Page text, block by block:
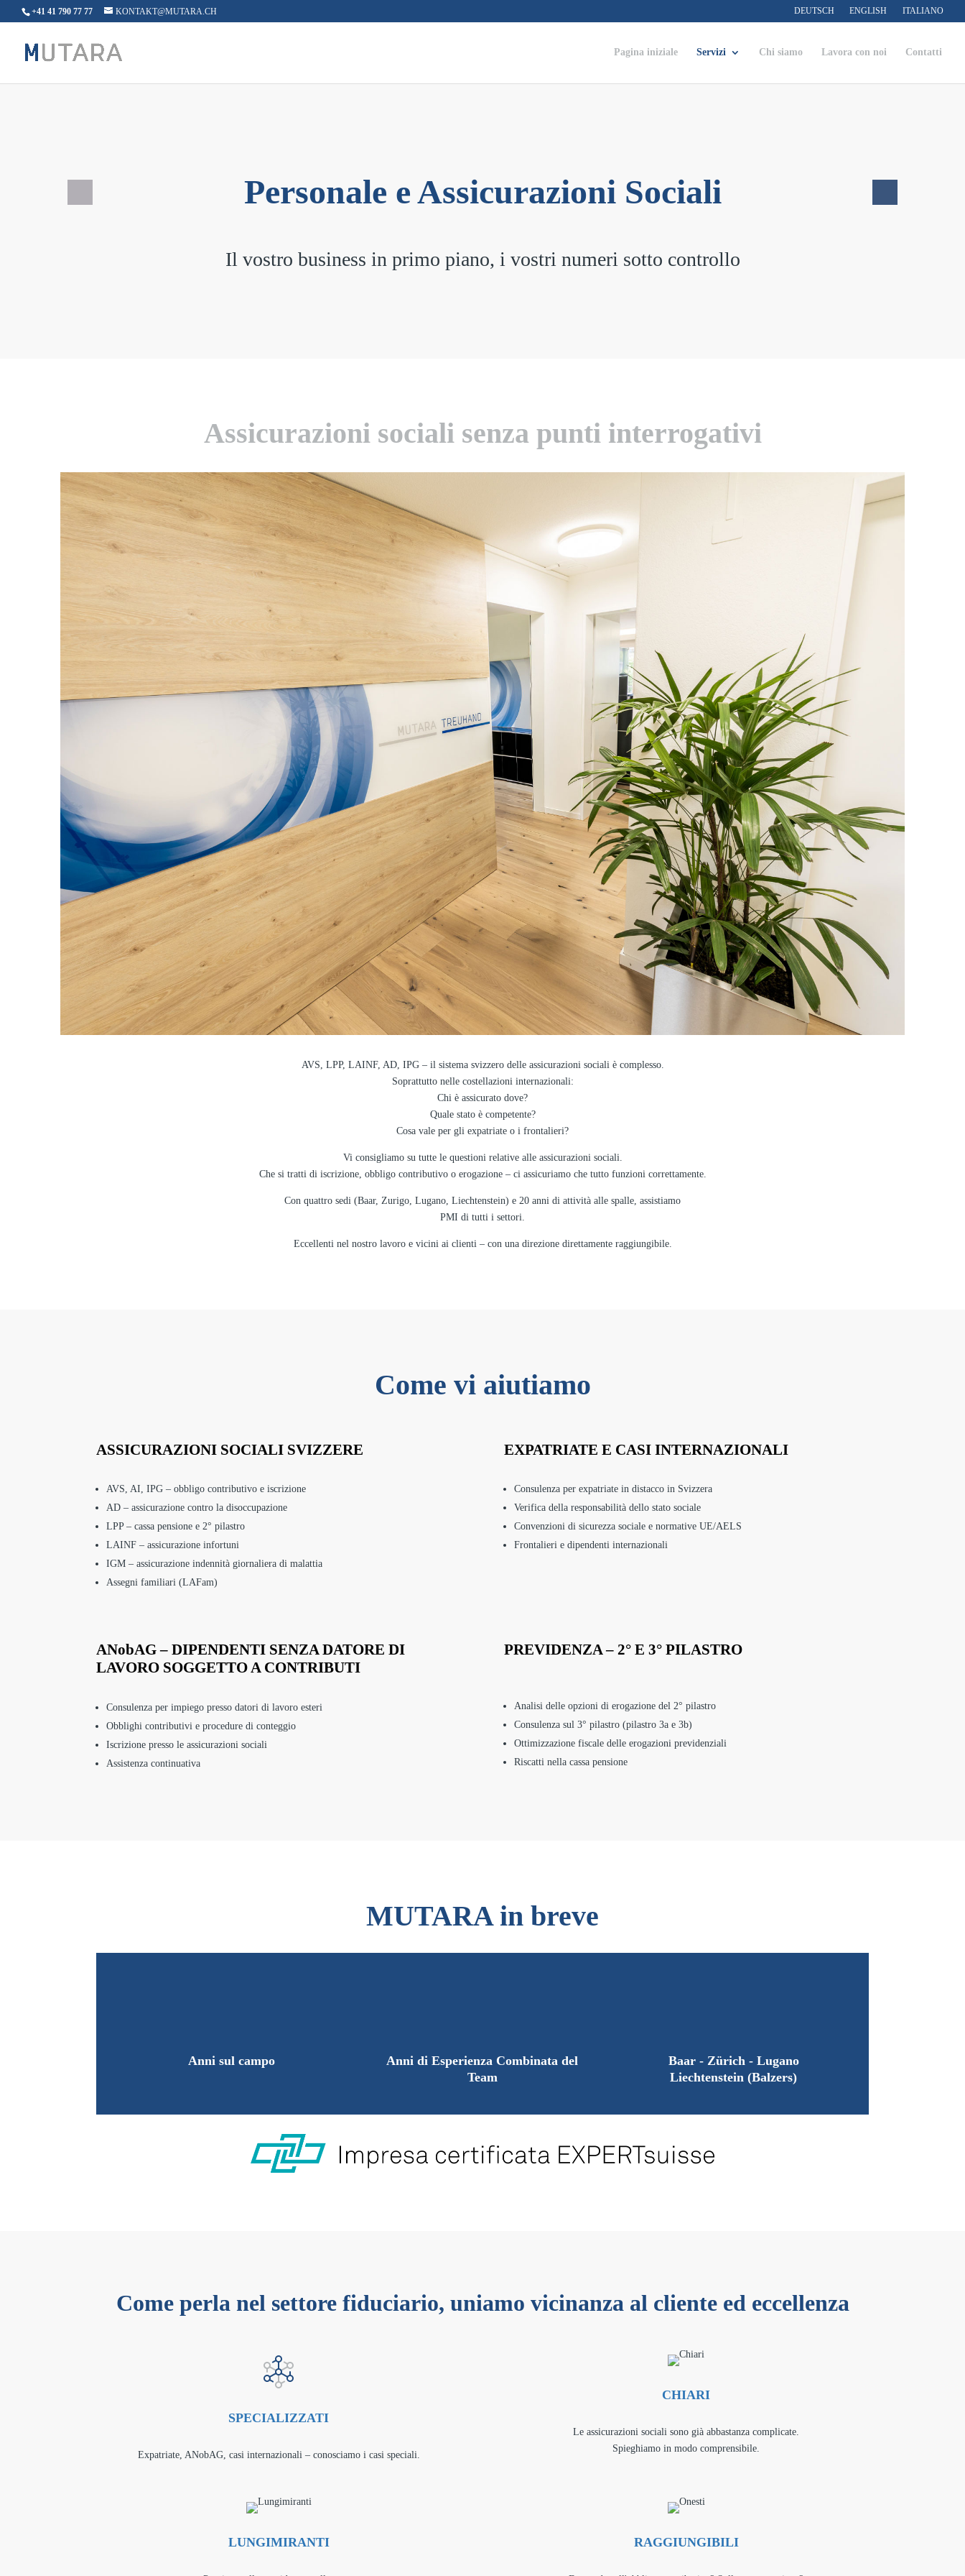
+41 41 790 77 77 KONTAKT@MUTARA.CH DEUTSCH ENGLISH ITALIANO
Pagina iniziale Servizi Chi siamo Lavora con noi Contatti
Personale e Assicurazioni Sociali
Il vostro business in primo piano, i vostri numeri sotto controllo
Assicurazioni sociali senza punti interrogativi
AVS, LPP, LAINF, AD, IPG – il sistema svizzero delle assicurazioni sociali è complesso.
Soprattutto nelle costellazioni internazionali:
Chi è assicurato dove?
Quale stato è competente?
Cosa vale per gli expatriate o i frontalieri?
Vi consigliamo su tutte le questioni relative alle assicurazioni sociali.
Che si tratti di iscrizione, obbligo contributivo o erogazione – ci assicuriamo che tutto funzioni correttamente.
Con quattro sedi (Baar, Zurigo, Lugano, Liechtenstein) e 20 anni di attività alle spalle, assistiamo
PMI di tutti i settori.
Eccellenti nel nostro lavoro e vicini ai clienti – con una direzione direttamente raggiungibile.
Come vi aiutiamo
ASSICURAZIONI SOCIALI SVIZZERE
AVS, AI, IPG – obbligo contributivo e iscrizione
AD – assicurazione contro la disoccupazione
LPP – cassa pensione e 2° pilastro
LAINF – assicurazione infortuni
IGM – assicurazione indennità giornaliera di malattia
Assegni familiari (LAFam)
EXPATRIATE E CASI INTERNAZIONALI
Consulenza per expatriate in distacco in Svizzera
Verifica della responsabilità dello stato sociale
Convenzioni di sicurezza sociale e normative UE/AELS
Frontalieri e dipendenti internazionali
ANobAG – DIPENDENTI SENZA DATORE DI
LAVORO SOGGETTO A CONTRIBUTI
Consulenza per impiego presso datori di lavoro esteri
Obblighi contributivi e procedure di conteggio
Iscrizione presso le assicurazioni sociali
Assistenza continuativa
PREVIDENZA – 2° E 3° PILASTRO
Analisi delle opzioni di erogazione del 2° pilastro
Consulenza sul 3° pilastro (pilastro 3a e 3b)
Ottimizzazione fiscale delle erogazioni previdenziali
Riscatti nella cassa pensione
MUTARA in breve
Anni sul campo
Anni di Esperienza Combinata del
Team
Baar - Zürich - Lugano
Liechtenstein (Balzers)
Come perla nel settore fiduciario, uniamo vicinanza al cliente ed eccellenza
SPECIALIZZATI
Expatriate, ANobAG, casi internazionali – conosciamo i casi speciali.
CHIARI
Le assicurazioni sociali sono già abbastanza complicate.
Spieghiamo in modo comprensibile.
LUNGIMIRANTI RAGGIUNGIBILI